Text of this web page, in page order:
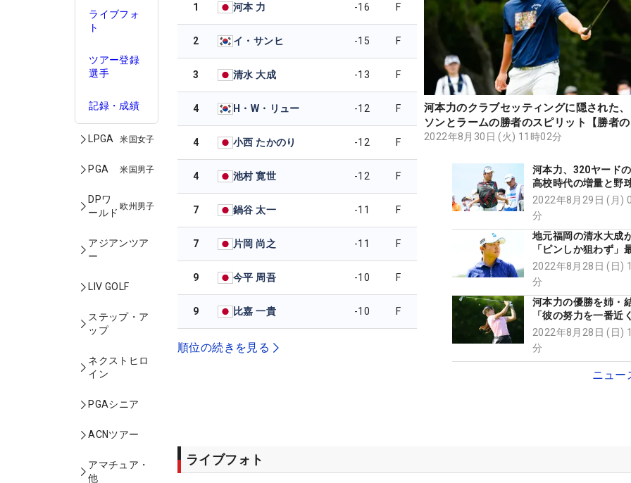
ライブフォ
ト
ツアー登録
選手
記録・成績
LPGA 米国女子
PGA 米国男子
DPワ
ールド
欧州男子
アジアンツア
ー
LIV GOLF
ステップ・ア
ップ
ネクストヒロ
イン
PGAシニア
ACNツアー
アマチュア・
他
1 河本 力 -16 F
2 イ・サンヒ -15 F
3 清水 大成 -13 F
4 H・W・リュー -12 F
4 小西 たかのり -12 F
4 池村 寛世 -12 F
7 鍋谷 太一 -11 F
7 片岡 尚之 -11 F
9 今平 周吾 -10 F
9 比嘉 一貴 -10 F
順位の続きを見る
河本力のクラブセッティングに隠された
ソンとラームの勝者のスピリット【勝者
2022年8月30日 (火) 11時02分
河本力、320ヤード
高校時代の増量と野
トレーニングにあり
2022年8月29日 (月)
分
地元福岡の清水大
「ピンしか狙わず」
ーディで初トップ3
2022年8月28日 (日)
分
河本力の優勝を姉・
「彼の努力を一番近
きたので、本当にう
2022年8月28日 (日)
分
ニュー
ライブフォト